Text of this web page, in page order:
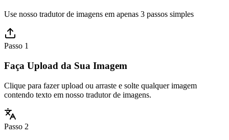
Use nosso tradutor de imagens em apenas 3 passos simples
Passo 1
Faça Upload da Sua Imagem
Clique para fazer upload ou arraste e solte qualquer imagem
contendo texto em nosso tradutor de imagens.
Passo 2